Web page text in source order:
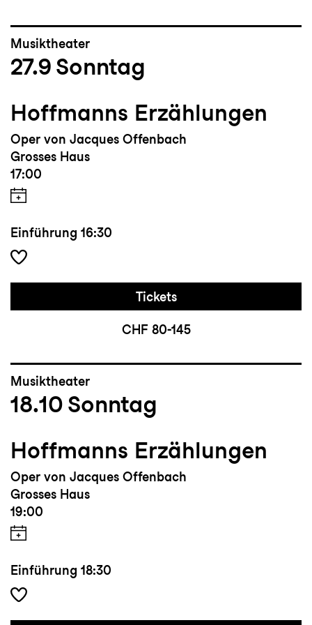
Musiktheater
27.9 Sonntag
Hoffmanns Erzählungen
Oper von Jacques Offenbach
Grosses Haus
17:00
Einführung 16:30
Tickets
CHF 80-145
Musiktheater
18.10 Sonntag
Hoffmanns Erzählungen
Oper von Jacques Offenbach
Grosses Haus
19:00
Einführung 18:30